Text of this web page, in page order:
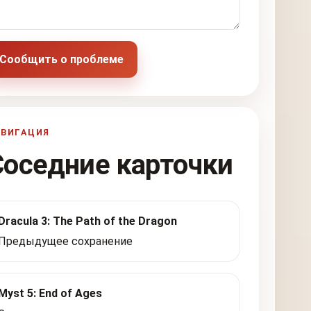
Сообщить о проблеме
карточки
3: The Path of the Dragon
сохранение
5: End of Ages